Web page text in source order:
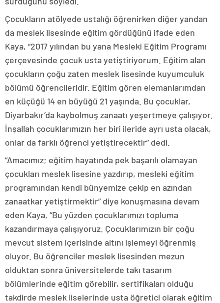
Çocukların atölyede ustalığı öğrenirken diğer yandan
da meslek lisesinde eğitim gördüğünü ifade eden
Kaya, “2017 yılından bu yana Mesleki Eğitim Programı
çerçevesinde çocuk usta yetiştiriyorum. Eğitim alan
çocukların çoğu zaten meslek lisesinde kuyumculuk
bölümü öğrencileridir. Eğitim gören elemanlarımdan
en küçüğü 14 en büyüğü 21 yaşında. Bu çocuklar,
Diyarbakır’da kaybolmuş zanaatı yeşertmeye çalışıyor.
İnşallah çocuklarımızın her biri ileride ayrı usta olacak,
onlar da farklı öğrenci yetiştirecektir” dedi.
“Amacımız; eğitim hayatında pek başarılı olamayan
çocukları meslek lisesine yazdırıp, mesleki eğitim
programından kendi bünyemize çekip en azından
zanaatkar yetiştirmektir” diye konuşmasına devam
eden Kaya, “Bu yüzden çocuklarımızı topluma
kazandırmaya çalışıyoruz. Çocuklarımızın bir çoğu
mevcut sistem içerisinde altını işlemeyi öğrenmiş
oluyor. Bu öğrenciler meslek lisesinden mezun
olduktan sonra üniversitelerde takı tasarım
bölümlerinde eğitim görebilir, sertifikaları olduğu
takdirde meslek liselerinde usta öğretici olarak eğitim